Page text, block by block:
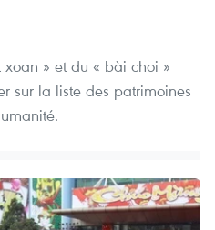
xoan » et du « bài choi »
sur la liste des patrimoines